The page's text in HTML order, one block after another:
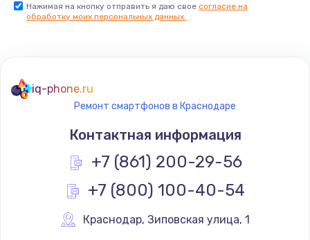
Замена видеочипа
Ремонт разъема питания
745 руб.
Заказать
Замена видеокарты
1600 руб.
Заказать
Нажимая на кнопку отправить я даю свое согласие на
обработку моих персональных данных.
iq-phone.ru
Ремонт смартфонов в Краснодаре
Контактная информация
+7 (861) 200-29-56
+7 (800) 100-40-54
Краснодар, Зиповская улица, 1